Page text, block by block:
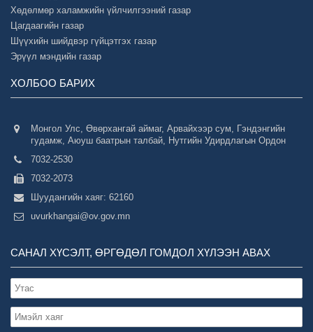
Хөдөлмөр халамжийн үйлчилгээний газар
Цагдаагийн газар
Шүүхийн шийдвэр гүйцэтгэх газар
Эрүүл мэндийн газар
ХОЛБОО БАРИХ
Монгол Улс, Өвөрхангай аймаг, Арвайхээр сум, Гэндэнгийн
гудамж, Аюуш баатрын талбай, Нутгийн Удирдлагын Ордон
7032-2530
7032-2073
Шуудангийн хаяг: 62160
uvurkhangai@ov.gov.mn
САНАЛ ХҮСЭЛТ, ӨРГӨДӨЛ ГОМДОЛ ХҮЛЭЭН АВАХ